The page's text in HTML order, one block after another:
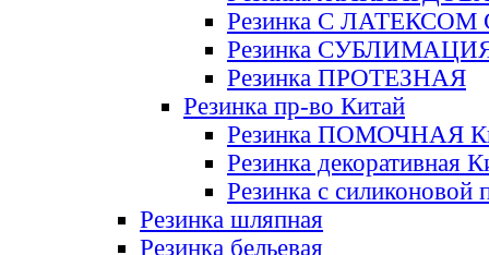
Резинка С ЛАТЕКСОМ
Резинка
Резинка ПРОТЕЗНАЯ
Резинка пр-во Китай
Резинка ПОМОЧНАЯ
Резинка декоративная
Резинка с силиконовой
Резинка шляпная
Резинка бельевая